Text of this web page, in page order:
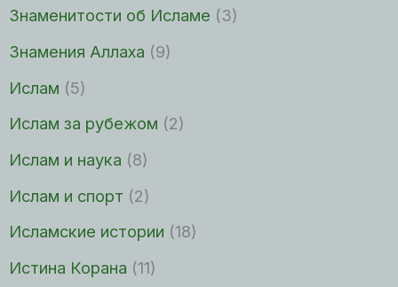
Знаменитости об Исламе (3)
Знамения Аллаха (9)
Ислам (5)
Ислам за рубежом (2)
Ислам и наука (8)
Ислам и спорт (2)
Исламские истории (18)
Истина Корана (11)